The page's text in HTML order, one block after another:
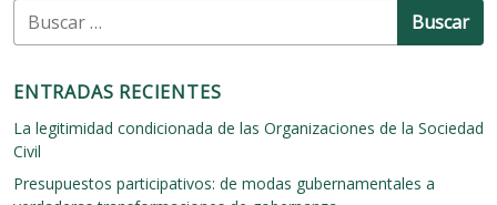
n
t
r
a
d
a
B
c
a
r
:
ENTRADAS RECIENTES
La legitimidad condicionada de las Organizaciones de la Sociedad
Civil
Presupuestos participativos: de modas gubernamentales a